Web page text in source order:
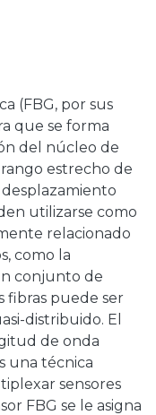
(FBG, por sus
que se forma
del núcleo de
estrecho de
utilizarse como
relacionado
como la
conjunto de
fibras puede ser
distribuido. El
de onda
una técnica
sensores
FBG se le asigna